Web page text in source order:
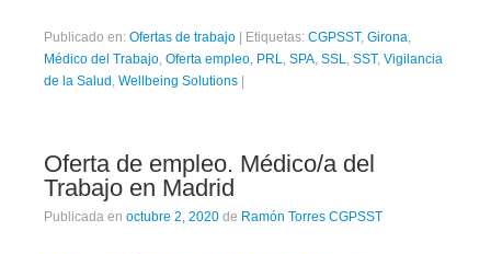
Publicado en: Ofertas de trabajo | Etiquetas: CGPSST, Girona
Médico del Trabajo Oferta empleo PRL SPA SSL SST, Vigilancia
de la Salud Wellbeing Solutions |
Oferta de empleo. Médico/a del
Trabajo en Madrid
Publicada en octubre 2, 2020 de Ramón Torres CGPSST